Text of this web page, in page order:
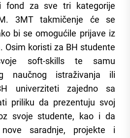
fond za sve tri kategorije
3MT takmičenje će se
bi se omogućile prijave iz
Osim koristi za BH studente
soft-skills te samu
naučnog istraživanja ili
univerziteti zajedno sa
priliku da prezentuju svoj
svoje studente, kao i da
saradnje, projekte i